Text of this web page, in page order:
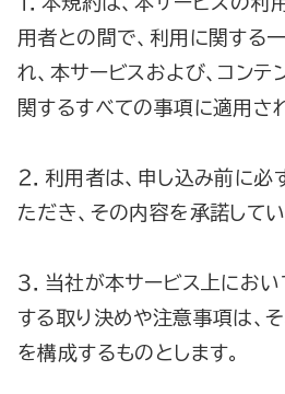
用者との間で、利用に関する
れ、本サービスおよび、コンテ
関するすべての事項に適用さ
２．利用者は、申し込み前に
ただき、その内容を承諾して
３．当社が本サービス上にお
する取り決めや注意事項は、
を構成するものとします。